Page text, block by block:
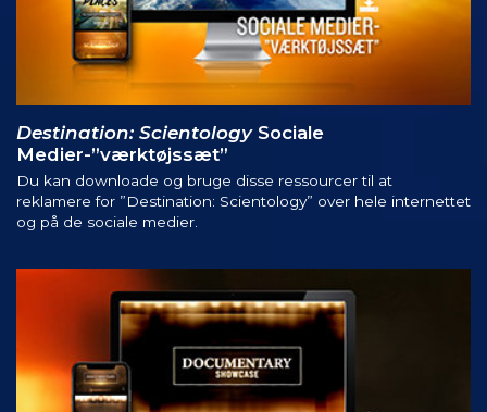
Destination: ScientologySociale
Medier-”værktøjssæt”
Du kan downloade og bruge disse ressourcer til at
reklamere for ”Destination: Scientology” over hele internettet
og på de sociale medier.